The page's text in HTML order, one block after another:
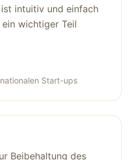
intuitiv und einfach
wichtiger Teil
Start-ups
Beibehaltung des